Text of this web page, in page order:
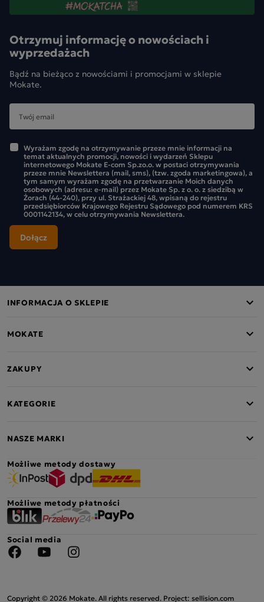
Otrzymuj informację o nowościach i
wyprzedażach
Bądź na bieżąco z nowościami i promocjami w sklepie
Mokate.
Wyrażam zgodę na otrzymywanie przeze mnie informacji na
temat aktualnych promocji, nowości i wydarzeń Sklepu
internetowego Mokate E-com Sp.zo.o. w postaci otrzymywania
przeze mnie Newslettera (mail, sms), (tzw. zgoda marketingowa), a
tym samym wyrażam zgodę na przetwarzanie Moich danych
osobowych (adresu: e-mail) przez Mokate Sp. z o. o. z siedzibą w
Żorach (44-240), przy ul. Strażackiej 48, wpisaną do rejestru
przedsiębiorców Krajowego Rejestru Sądowego pod numerem KRS
0001142134, w celu otrzymywania Newslettera.
INFORMACJA O SKLEPIE
MOKATE
ZAKUPY
KATEGORIE
NASZE MARKI
Możliwe metody dostawy
Możliwe metody płatności
Social media
Copyright © 2026 Mokate. All rights reserved. Project: sellision.com